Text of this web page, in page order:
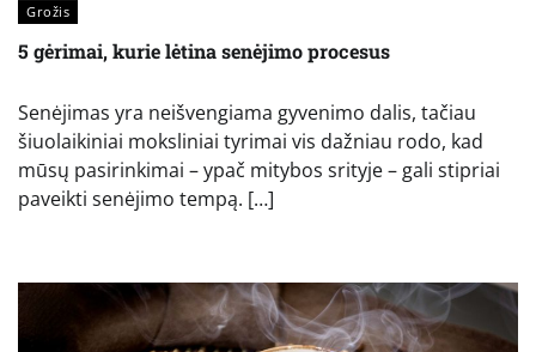
Grožis
5 gėrimai, kurie lėtina senėjimo procesus
Senėjimas yra neišvengiama gyvenimo dalis, tačiau
šiuolaikiniai moksliniai tyrimai vis dažniau rodo, kad
mūsų pasirinkimai – ypač mitybos srityje – gali stipriai
paveikti senėjimo tempą. […]